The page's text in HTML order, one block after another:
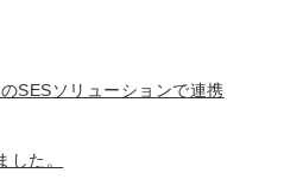
SESソリューションで連携
た。